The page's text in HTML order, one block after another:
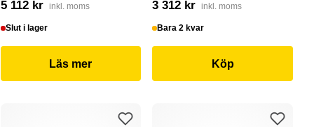
5 112 kr inkl. moms
Slut i lager
Läs mer
3 312 kr inkl. moms
Bara 2 kvar
Köp